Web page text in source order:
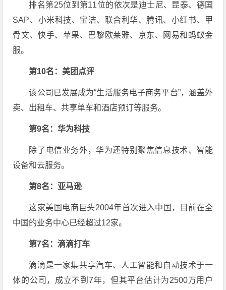
排名第25位到第11位的依次是迪士尼、昆泰、德国
SAP、小米科技、宝洁、联合利华、腾讯、小红书、甲
骨文、快手、苹果、巴黎欧莱雅、京东、网易和蚂蚁金
服。
第10名：美团点评
该公司已发展成为“生活服务电子商务平台”，涵盖外
卖、出租车、共享单车和酒店预订等服务。
第9名：华为科技
除了电信业务外，华为还特别聚焦信息技术、智能
设备和云服务。
第8名：亚马逊
这家美国电商巨头2004年首次进入中国，目前在全
中国的业务中心已经超过12家。
第7名：滴滴打车
滴滴是一家集共享汽车、人工智能和自动技术于一
体的公司，成立不到7年，但其平台估计为2500万用户